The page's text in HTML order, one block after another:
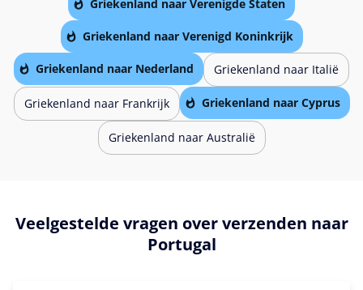
Griekenland naar Verenigde Staten
Griekenland naar Verenigd Koninkrijk
Griekenland naar Nederland Griekenland naar Italië
Griekenland naar Frankrijk Griekenland naar Cyprus
Griekenland naar Australië
Veelgestelde vragen over verzenden naar
Portugal